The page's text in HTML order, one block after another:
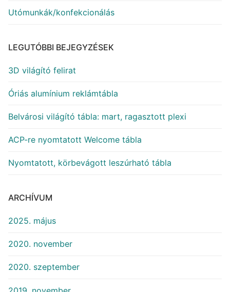
Utómunkák/konfekcionálás
LEGUTÓBBI BEJEGYZÉSEK
3D világító felirat
Óriás alumínium reklámtábla
Belvárosi világító tábla: mart, ragasztott plexi
ACP-re nyomtatott Welcome tábla
Nyomtatott, körbevágott leszúrható tábla
ARCHÍVUM
2025. május
2020. november
2020. szeptember